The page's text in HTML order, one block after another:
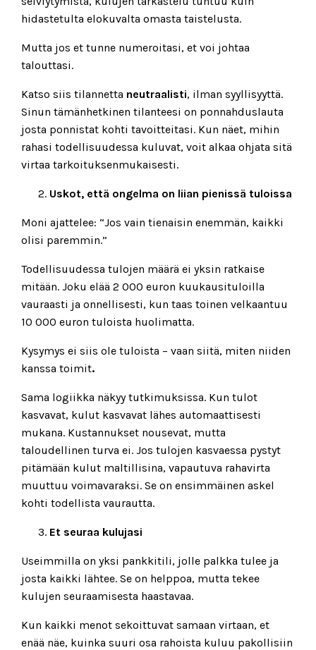
hidastetulta elokuvalta omasta taistelusta.
Mutta jos et tunne numeroitasi, et voi johtaa
talouttasi.
Katso siis tilannetta neutraalisti, ilman syyllisyyttä.
Sinun tämänhetkinen tilanteesi on ponnahduslauta
josta ponnistat kohti tavoitteitasi. Kun näet, mihin
rahasi todellisuudessa kuluvat, voit alkaa ohjata sitä
virtaa tarkoituksenmukaisesti.
Uskot, että ongelma on liian pienissä tuloissa
Moni ajattelee: “Jos vain tienaisin enemmän, kaikki
olisi paremmin.”
Todellisuudessa tulojen määrä ei yksin ratkaise
mitään. Joku elää 2 000 euron kuukausituloilla
vauraasti ja onnellisesti, kun taas toinen velkaantuu
10 000 euron tuloista huolimatta.
Kysymys ei siis ole tuloista – vaan siitä, miten niiden
kanssa toimit.
Sama logiikka näkyy tutkimuksissa. Kun tulot
kasvavat, kulut kasvavat lähes automaattisesti
mukana. Kustannukset nousevat, mutta
taloudellinen turva ei. Jos tulojen kasvaessa pystyt
pitämään kulut maltillisina, vapautuva rahavirta
muuttuu voimavaraksi. Se on ensimmäinen askel
kohti todellista vaurautta.
Et seuraa kulujasi
Useimmilla on yksi pankkitili, jolle palkka tulee ja
josta kaikki lähtee. Se on helppoa, mutta tekee
kulujen seuraamisesta haastavaa.
Kun kaikki menot sekoittuvat samaan virtaan, et
enää näe, kuinka suuri osa rahoista kuluu pakollisiin